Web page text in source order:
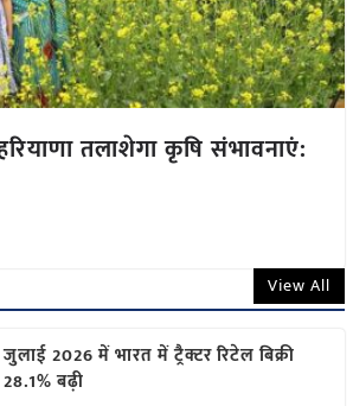
तलाशेगा कृषि संभावनाएं:
View All
जुलाई 2026 में भारत में ट्रैक्टर रिटेल बिक्री
28.1% बढ़ी